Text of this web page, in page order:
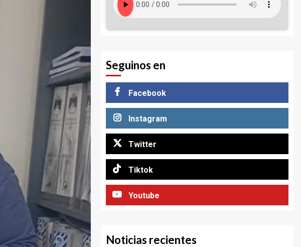
Seguinos en
Facebook
Instagram
Twitter
Tiktok
Youtube
Noticias recientes